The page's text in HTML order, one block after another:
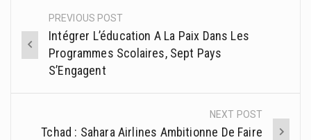
Post
navigation
PREVIOUS POST
Intégrer L’éducation A La Paix Dans Les
Programmes Scolaires, Sept Pays
S’Engagent
NEXT POST
Tchad : Sahara Airlines Ambitionne De Faire